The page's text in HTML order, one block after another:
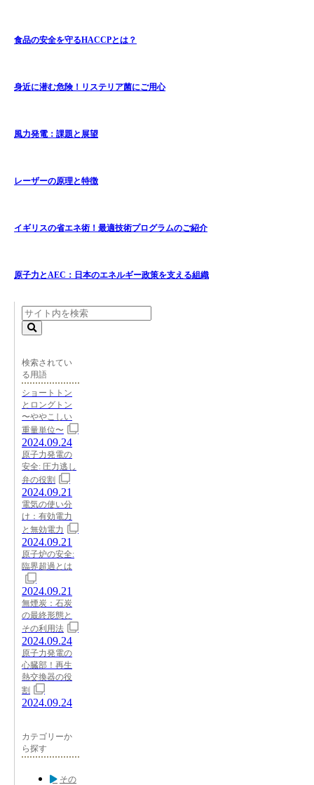
食品の安全を守るHACCPとは？
身近に潜む危険！リステリア菌にご用心
風力発電：課題と展望
レーザーの原理と特徴
イギリスの省エネ術！最適技術プログラムのご紹介
原子力とAEC：日本のエネルギー政策を支える組織
検索されてい
る用語
ショートトン
とロングトン
〜ややこしい
重量単位〜
2024.09.24
原子力発電の
安全: 圧力逃し
弁の役割
2024.09.21
電気の使い分
け：有効電力
と無効電力
2024.09.21
原子炉の安全:
臨界超過とは
2024.09.21
無煙炭：石炭
の最終形態と
その利用法
2024.09.24
原子力発電の
心臓部！再生
熱交換器の役
割
2024.09.24
カテゴリーか
ら探す
その